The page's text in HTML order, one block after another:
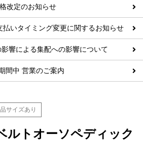
改定のお知らせ
払いタイミング変更に関するお知らせ
響による集配への影響について
間中 営業のご案内
サイズあり
ルトオーソペディック